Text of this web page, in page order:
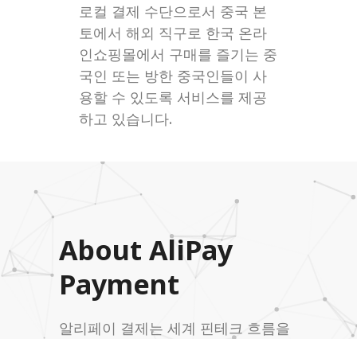
로컬 결제 수단으로서 중국 본
토에서 해외 직구로 한국 온라
인쇼핑몰에서 구매를 즐기는 중
국인 또는 방한 중국인들이 사
용할 수 있도록 서비스를 제공
하고 있습니다.
About AliPay
Payment
알리페이 결제는 세계 핀테크 흐름을